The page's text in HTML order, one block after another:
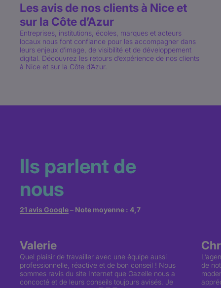
Les avis de nos clients à Nice et
sur la Côte d’Azur
Entreprises, institutions, écoles, marques et acteurs
locaux nous font confiance pour les accompagner dans
leurs enjeux d’image, de visibilité et de développement
digital. Découvrez les retours d’expérience de nos clients
à Nice et sur la Côte d’Azur.
Ils parlent de
nous
21 avis Google– Note moyenne : 4,7
Valerie
Quel plaisir de travailler avec une équipe aussi
professionnelle, réactive et de bon conseil ! Nous
sommes ravis du site Internet que Gazelle nous a
concocté et de leurs conseils toujours avisés. Je
de